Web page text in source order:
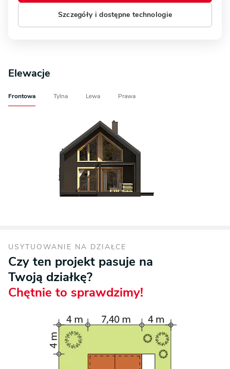
Szczegóły i dostępne technologie
Elewacje
Frontowa Tylna Lewa Prawa
USYTUOWANIE NA DZIAŁCE
Czy ten projekt pasuje na
Twoją działkę?
Chętnie to sprawdzimy!